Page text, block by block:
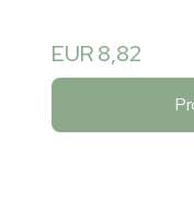
EUR 8,82